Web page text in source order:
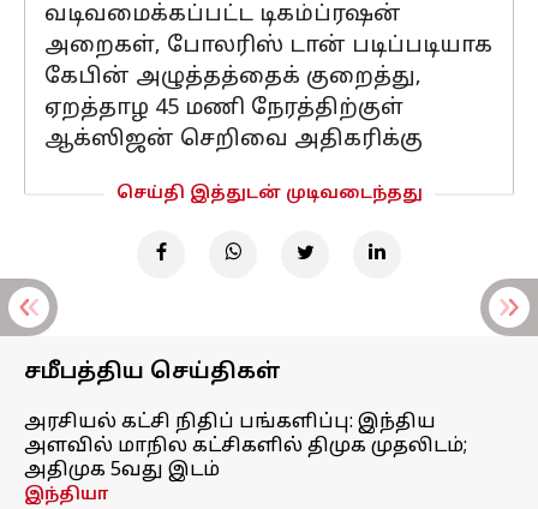
வடிவமைக்கப்பட்ட டிகம்ப்ரஷன்
அறைகள், போலரிஸ் டான் படிப்படியாக
கேபின் அழுத்தத்தைக் குறைத்து,
ஏறத்தாழ 45 மணி நேரத்திற்குள்
ஆக்ஸிஜன் செறிவை அதிகரிக்கு
செய்தி இத்துடன் முடிவடைந்தது
சமீபத்திய செய்திகள்
அரசியல் கட்சி நிதிப் பங்களிப்பு: இந்திய
அளவில் மாநில கட்சிகளில் திமுக முதலிடம்;
அதிமுக 5வது இடம்
இந்தியா